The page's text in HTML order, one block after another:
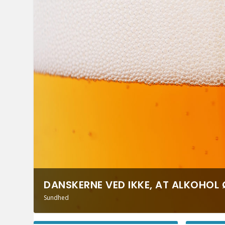
DANSKERNE VED IKKE, AT ALKOHOL
Sundhed